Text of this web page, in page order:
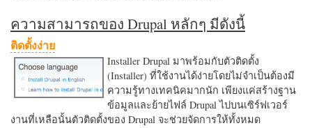
ความสามารถของ Drupal หลักๆ มีดังนี้
ติดตั้งง่าย
Installer Drupal มาพร้อมกับตัวติดตั้ง
(Installer) ที่ใช้งานได้ง่ายโดยไม่จำเป็นต้องมี
ความรู้ทางเทคนิคมากนัก เพียงแค่สร้างฐาน
ข้อมูลและย้ายไฟล์ Drupal ไปบนเซิร์ฟเวอร์
งานที่เหลือนั้นตัวติดตั้งของ Drupal จะช่วยจัดการให้ทั้งหมด